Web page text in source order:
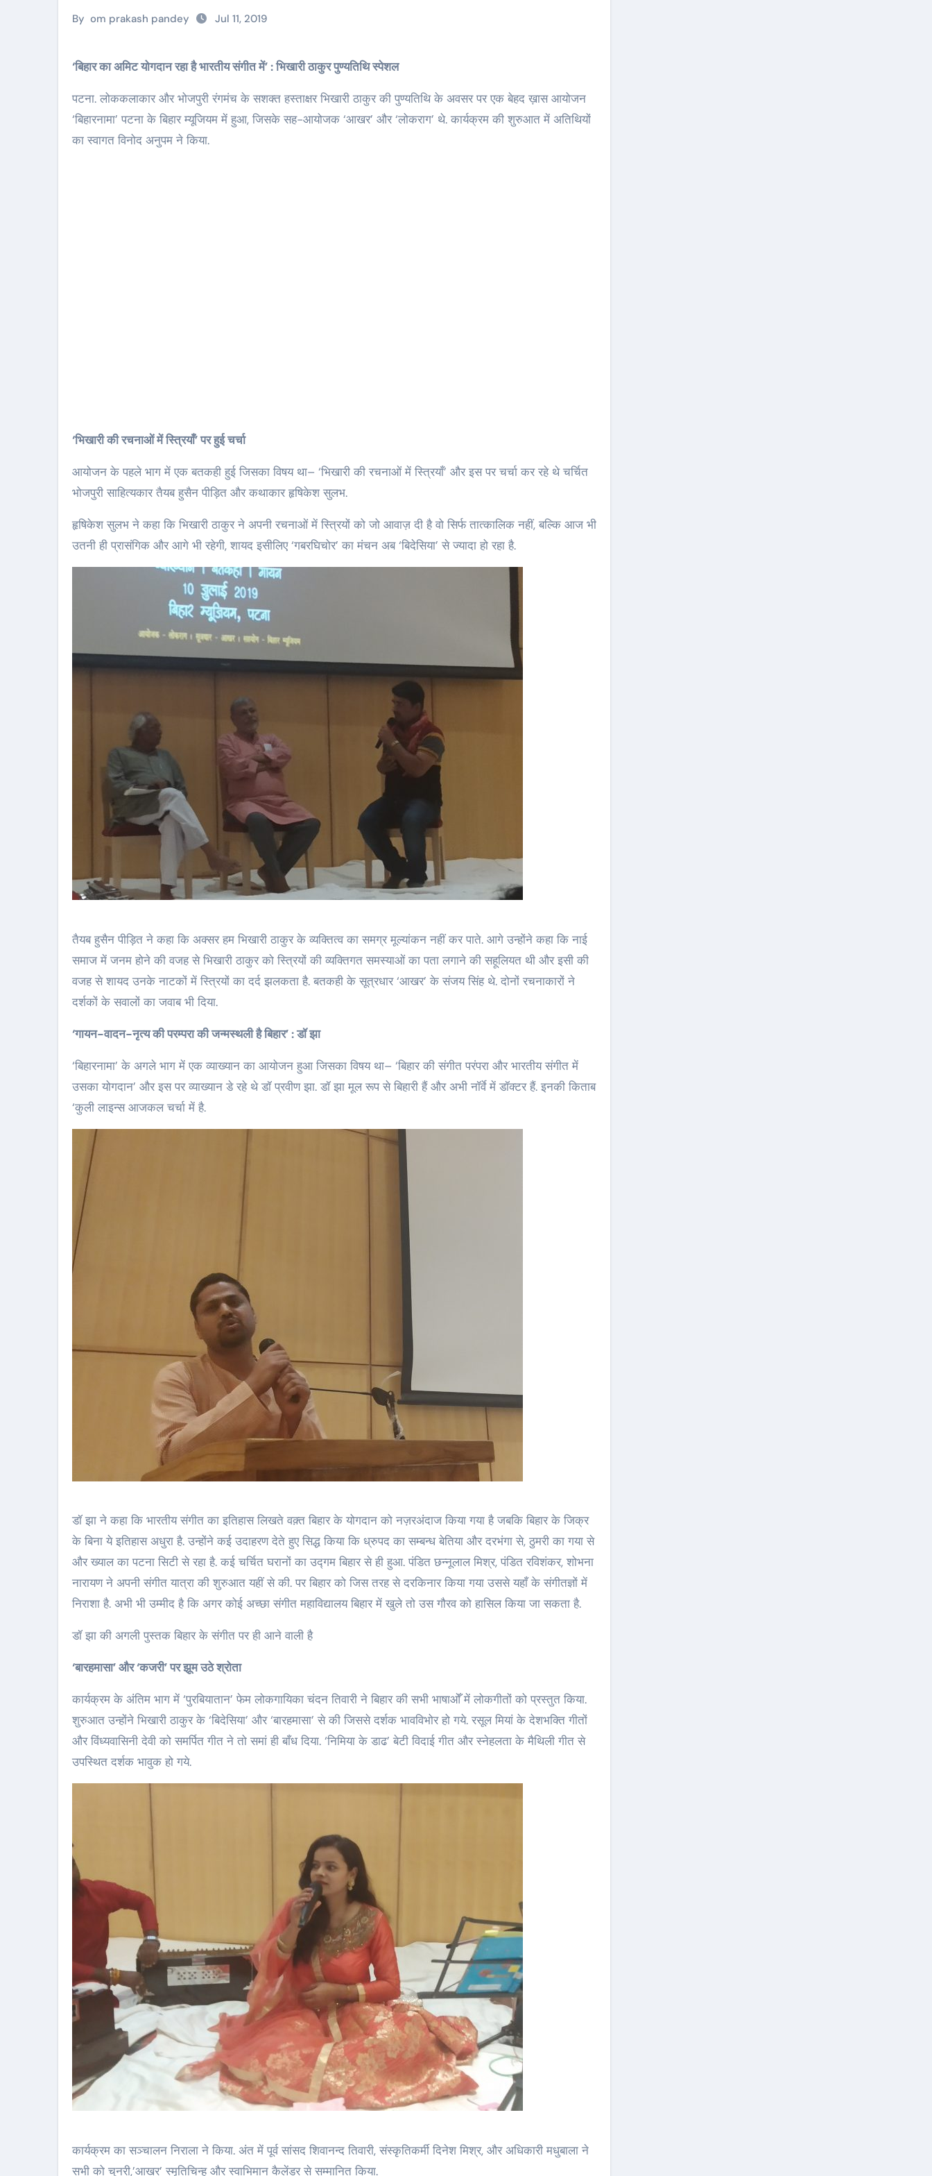
By om prakash pandey Jul 11, 2019
‘बिहार का अमिट योगदान रहा है भारतीय संगीत में’ : भिखारी ठाकुर पुण्यतिथि स्पेशल
पटना. लोककलाकार और भोजपुरी रंगमंच के सशक्त हस्ताक्षर भिखारी ठाकुर की पुण्यतिथि के अवसर पर एक बेहद ख़ास आयोजन
‘बिहारनामा’ पटना के बिहार म्यूजियम में हुआ, जिसके सह-आयोजक ‘आखर’ और ‘लोकराग’ थे. कार्यक्रम की शुरुआत में अतिथियों
का स्वागत विनोद अनुपम ने किया.
‘भिखारी की रचनाओं में स्त्रियाँ’ पर हुई चर्चा
आयोजन के पहले भाग में एक बतकही हुई जिसका विषय था– ‘भिखारी की रचनाओं में स्त्रियाँ’ और इस पर चर्चा कर रहे थे चर्चित
भोजपुरी साहित्यकार तैयब हुसैन पीड़ित और कथाकार हृषिकेश सुलभ.
हृषिकेश सुलभ ने कहा कि भिखारी ठाकुर ने अपनी रचनाओं में स्त्रियों को जो आवाज़ दी है वो सिर्फ तात्कालिक नहीं, बल्कि आज भी
उतनी ही प्रासंगिक और आगे भी रहेगी, शायद इसीलिए ‘गबरघिचोर’ का मंचन अब ‘बिदेसिया’ से ज्यादा हो रहा है.
तैयब हुसैन पीड़ित ने कहा कि अक्सर हम भिखारी ठाकुर के व्यक्तित्व का समग्र मूल्यांकन नहीं कर पाते. आगे उन्होंने कहा कि नाई
समाज में जनम होने की वजह से भिखारी ठाकुर को स्त्रियों की व्यक्तिगत समस्याओं का पता लगाने की सहूलियत थी और इसी की
वजह से शायद उनके नाटकों में स्त्रियों का दर्द झलकता है. बतकही के सूत्रधार ‘आखर’ के संजय सिंह थे. दोनों रचनाकारों ने
दर्शकों के सवालों का जवाब भी दिया.
‘गायन-वादन-नृत्य की परम्परा की जन्मस्थली है बिहार’ : डॉ झा
‘बिहारनामा’ के अगले भाग में एक व्याख्यान का आयोजन हुआ जिसका विषय था– ‘बिहार की संगीत परंपरा और भारतीय संगीत में
उसका योगदान’ और इस पर व्याख्यान डे रहे थे डॉ प्रवीण झा. डॉ झा मूल रूप से बिहारी हैं और अभी नॉर्वे में डॉक्टर हैं. इनकी किताब
‘कुली लाइन्स आजकल चर्चा में है.
डॉ झा ने कहा कि भारतीय संगीत का इतिहास लिखते वक़्त बिहार के योगदान को नज़रअंदाज किया गया है जबकि बिहार के जिक्र
के बिना ये इतिहास अधुरा है. उन्होंने कई उदाहरण देते हुए सिद्ध किया कि ध्रुपद का सम्बन्ध बेतिया और दरभंगा से, ठुमरी का गया से
और ख्याल का पटना सिटी से रहा है. कई चर्चित घरानों का उद्गम बिहार से ही हुआ. पंडित छन्नूलाल मिश्र, पंडित रविशंकर, शोभना
नारायण ने अपनी संगीत यात्रा की शुरुआत यहीं से की. पर बिहार को जिस तरह से दरकिनार किया गया उससे यहाँ के संगीतज्ञों में
निराशा है. अभी भी उम्मीद है कि अगर कोई अच्छा संगीत महाविद्यालय बिहार में खुले तो उस गौरव को हासिल किया जा सकता है.
डॉ झा की अगली पुस्तक बिहार के संगीत पर ही आने वाली है
‘बारहमासा’ और ‘कजरी’ पर झूम उठे श्रोता
कार्यक्रम के अंतिम भाग में ‘पुरबियातान’ फेम लोकगायिका चंदन तिवारी ने बिहार की सभी भाषाओँ में लोकगीतों को प्रस्तुत किया.
शुरुआत उन्होंने भिखारी ठाकुर के ‘बिदेसिया’ और ‘बारहमासा’ से की जिससे दर्शक भावविभोर हो गये. रसूल मियां के देशभक्ति गीतों
और विंध्यवासिनी देवी को समर्पित गीत ने तो समां ही बाँध दिया. ‘निमिया के डाढ’ बेटी विदाई गीत और स्नेहलता के मैथिली गीत से
उपस्थित दर्शक भावुक हो गये.
कार्यक्रम का सञ्चालन निराला ने किया. अंत में पूर्व सांसद शिवानन्द तिवारी, संस्कृतिकर्मी दिनेश मिश्र, और अधिकारी मधुबाला ने
सभी को चुनरी,’आखर’ स्मृतिचिन्ह और स्वाभिमान कैलेंडर से सम्मानित किया.